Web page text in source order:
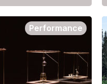
Performance